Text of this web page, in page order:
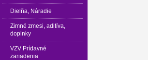
Dielňa, Náradie
Zimné zmesi, aditíva,
doplnky
VZV Prídavné
zariadenia